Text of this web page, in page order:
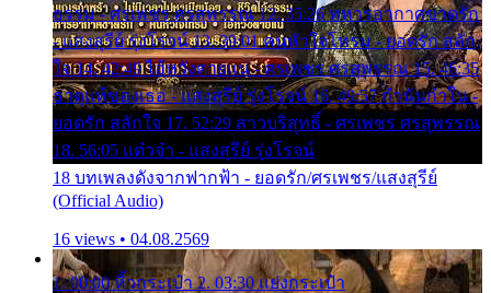
ธรรม - ศรเพชร ศรสุพรรณ 12. 35:26 ทหารอากาศขาดรัก
- แสงสุรีย์ รุ่งโรจน์ 13. 39:01 คนหัวใจโทรม - ยอดรัก สลัก
ใจ 14. 42:49 ไอ้หวังตายแน่ - ศรเพชร ศรสุพรรณ 15. 46:35
ธาตุแท้ของเธอ - แสงสุรีย์ รุ่งโรจน์ 16. 49:57 กำนันกำใน -
ยอดรัก สลักใจ 17. 52:29 สาวบริสุทธิ์ - ศรเพชร ศรสุพรรณ
18. 56:05 แต๋วจ๋า - แสงสุรีย์ รุ่งโรจน์
18 บทเพลงดังจากฟากฟ้า - ยอดรัก/ศรเพชร/แสงสุรีย์
(Official Audio)
16 views • 04.08.2569
1. 00:00 หิ้วกระเป๋า 2. 03:30 แย่งกระเป๋า